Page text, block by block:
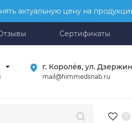
актуальную цену на
Сертификаты
г. Королёв, ул.
mail@himmedsnab.ru